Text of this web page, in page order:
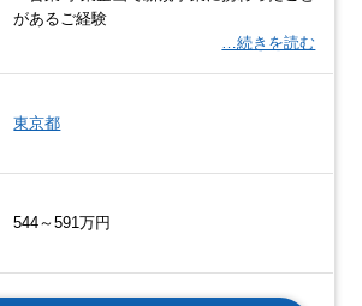
があるご経験
…続きを読む
東京都
544～591万円